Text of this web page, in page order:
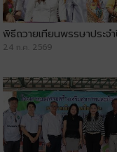
พิธีถวายเทียนพรรษาประจ
24 ก.ค. 2569